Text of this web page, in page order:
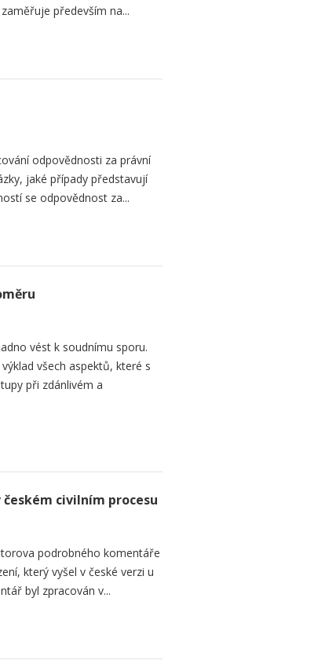
především na...
odpovědnosti za právní
jaké případy představují
se odpovědnost za...
vést k soudnímu sporu.
všech aspektů, které s
při zdánlivém a
civilním procesu
podrobného komentáře
který vyšel v české verzi u
byl zpracován v...